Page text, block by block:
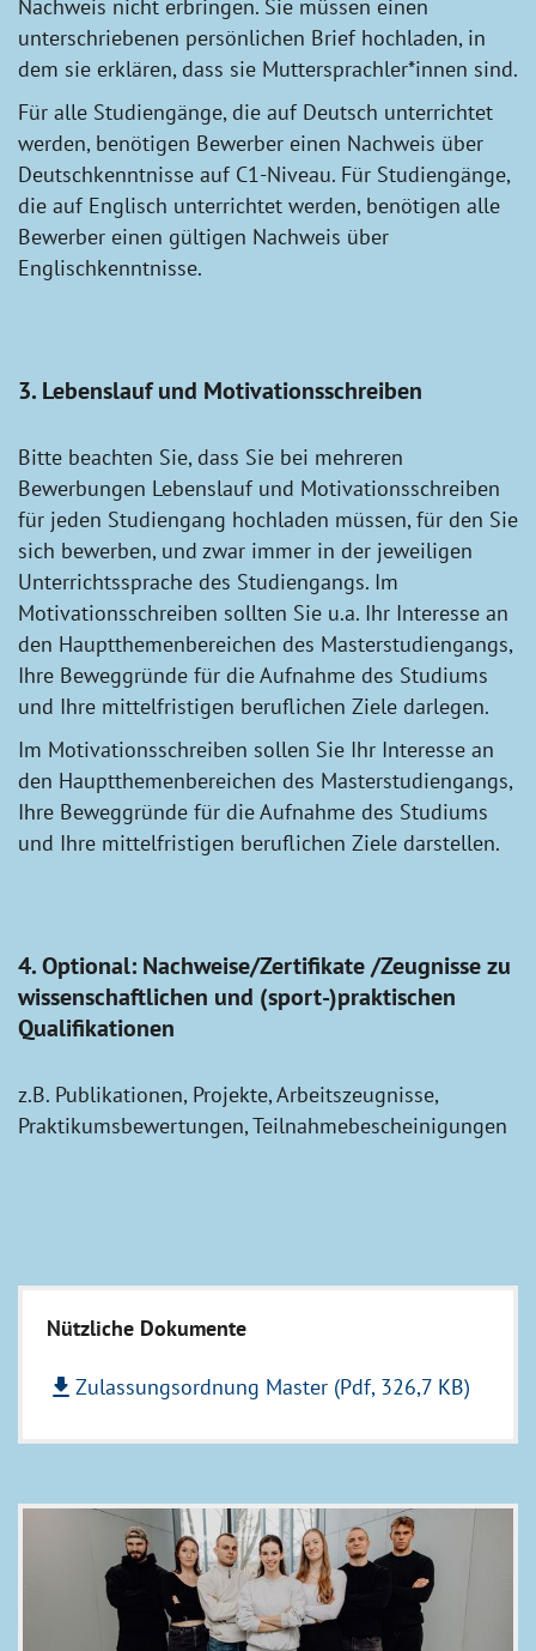
Nachweis nicht erbringen. Sie müssen einen
unterschriebenen persönlichen Brief hochladen, in
dem sie erklären, dass sie Muttersprachler*innen sind.
Für alle Studiengänge, die auf Deutsch unterrichtet
werden, benötigen Bewerber einen Nachweis über
Deutschkenntnisse auf C1-Niveau. Für Studiengänge,
die auf Englisch unterrichtet werden, benötigen alle
Bewerber einen gültigen Nachweis über
Englischkenntnisse.
3. Lebenslauf und Motivationsschreiben
Bitte beachten Sie, dass Sie bei mehreren
Bewerbungen Lebenslauf und Motivationsschreiben
für jeden Studiengang hochladen müssen, für den Sie
sich bewerben, und zwar immer in der jeweiligen
Unterrichtssprache des Studiengangs. Im
Motivationsschreiben sollten Sie u.a. Ihr Interesse an
den Hauptthemenbereichen des Masterstudiengangs,
Ihre Beweggründe für die Aufnahme des Studiums
und Ihre mittelfristigen beruflichen Ziele darlegen.
Im Motivationsschreiben sollen Sie Ihr Interesse an
den Hauptthemenbereichen des Masterstudiengangs,
Ihre Beweggründe für die Aufnahme des Studiums
und Ihre mittelfristigen beruflichen Ziele darstellen.
4. Optional: Nachweise/Zertifikate /Zeugnisse zu
wissenschaftlichen und (sport-)praktischen
Qualifikationen
z.B. Publikationen, Projekte, Arbeitszeugnisse,
Praktikumsbewertungen, Teilnahmebescheinigungen
Nützliche Dokumente
file_download Zulassungsordnung Master (Pdf, 326,7 KB)